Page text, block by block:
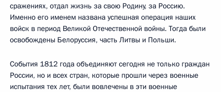
сражениях, отдал жизнь за свою Родину, за Россию.
Именно его именем названа успешная операция наших
войск в период Великой Отечественной войны. Тогда были
освобождены Белоруссия, часть Литвы и Польши.
События 1812 года объединяют сегодня не только граждан
России, но и всех стран, которые прошли через военные
испытания тех лет, были вовлечены в эти военные